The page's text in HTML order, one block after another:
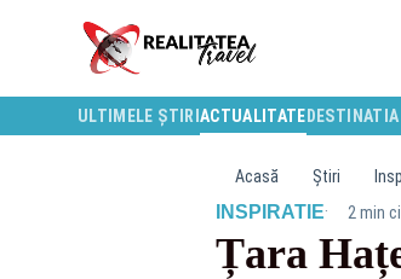
ULTIMELE ȘTIRI ACTUALITATE DESTINATIA
Acasă Știri
INSPIRATIE· 2 min
Țara